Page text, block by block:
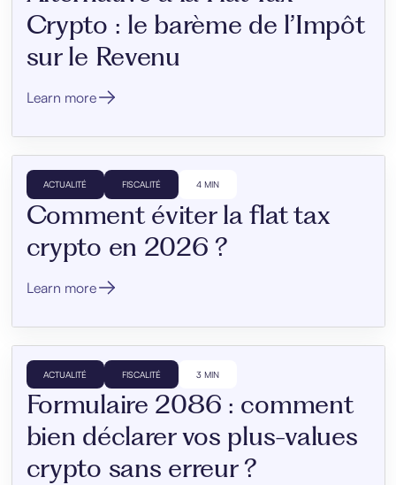
Crypto : le barème de l’Impôt
sur le Revenu
Learn more
ACTUALITÉ FISCALITÉ 4 MIN
Comment éviter la flat tax
crypto en 2026 ?
Learn more
ACTUALITÉ FISCALITÉ 3 MIN
Formulaire 2086 : comment
bien déclarer vos plus-values
crypto sans erreur ?